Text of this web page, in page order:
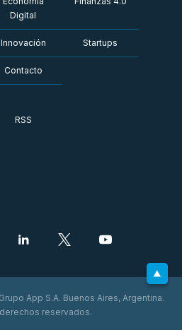
Digital
Innovación Startups
Contacto
RSS
App S.A. Buenos Aires, Argentina.
reservados.